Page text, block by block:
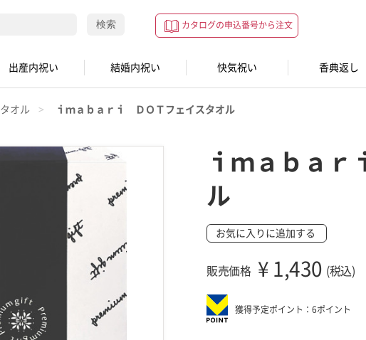
カタログの申込番号から注文
検索
出産内祝い 結婚内祝い 快気祝い 香典返し
タオル ｉｍａｂａｒｉ ＤＯＴフェイスタオル
ｉｍａｂａ
ル
お気に入りに追加する
販売価格 ¥ 1,430 (税込)
獲得予定ポイント：6ポイント